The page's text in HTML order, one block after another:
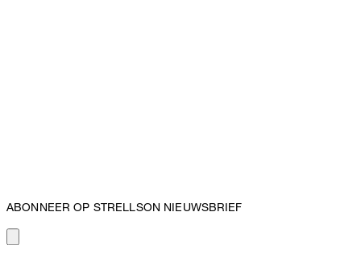
ABONNEER OP STRELLSON NIEUWSBRIEF